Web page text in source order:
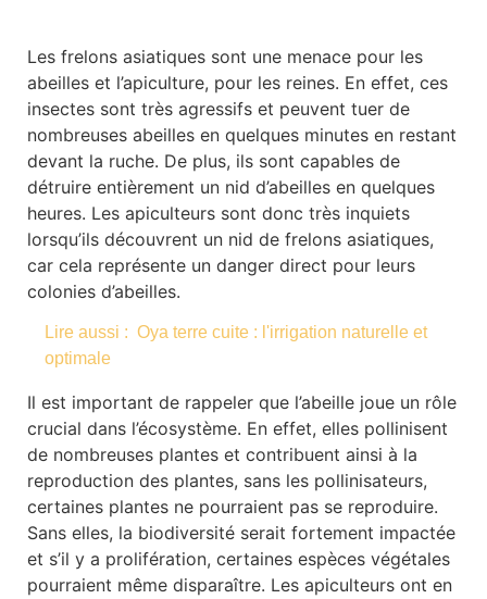
Les frelons asiatiques sont une menace pour les
abeilles et l’apiculture, pour les reines. En effet, ces
insectes sont très agressifs et peuvent tuer de
nombreuses abeilles en quelques minutes en restant
devant la ruche. De plus, ils sont capables de
détruire entièrement un nid d’abeilles en quelques
heures. Les apiculteurs sont donc très inquiets
lorsqu’ils découvrent un nid de frelons asiatiques,
car cela représente un danger direct pour leurs
colonies d’abeilles.
Lire aussi : Oya terre cuite : l'irrigation naturelle et
optimale
Il est important de rappeler que l’abeille joue un rôle
crucial dans l’écosystème. En effet, elles pollinisent
de nombreuses plantes et contribuent ainsi à la
reproduction des plantes, sans les pollinisateurs,
certaines plantes ne pourraient pas se reproduire.
Sans elles, la biodiversité serait fortement impactée
et s’il y a prolifération, certaines espèces végétales
pourraient même disparaître. Les apiculteurs ont en